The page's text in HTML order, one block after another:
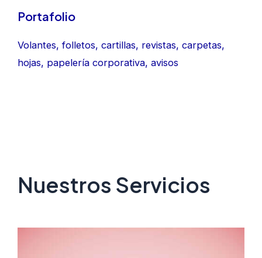
Portafolio
Volantes, folletos, cartillas, revistas, carpetas,
hojas, papelería corporativa, avisos
Nuestros Servicios